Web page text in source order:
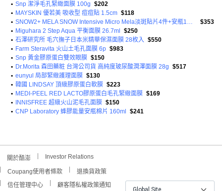
• Snp 潔淨毛孔緊緻面膜 100g $202
• MAYSKIN 優若美 吸收型 痘痘貼 1.5cm $118
•
SNOW2+ MELA SNOW Intensive Micro Mela淡斑貼片4件+安瓶1ml+眼膜4片
$353
• Miguhara 2 Step Aqua 平衡面膜 26.7ml
$250
• 石澤研究所 毛穴撫子日本米精華保濕面膜 28枚入 $550
• Farm Steravita 火山土毛孔面膜 6p $983
• Snp 黃金膠原蛋白雙效眼膜 $150
• Dr.Morita 森田藥粧 台灣公司貨 高純度玻尿酸潤澤面膜 28g $517
• eunyul 局部緊緻護理面膜 $130
• 韓國 LINDSAY 頂級膠原蛋白軟膜 $223
• MEDI-PEEL RED LACTO膠原蛋白毛孔緊緻面膜 $169
•
INNISFREE 超級火山泥毛孔面膜 $150
• CNP Laboratory 蜂膠能量安瓶棉片 160ml $241
關於酷澎 Investor Relations
Coupang使用者條款
退換貨政策
信任管理中心
顧客隱私權政策通知
Global Site